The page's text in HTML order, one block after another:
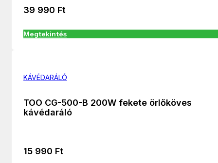
39 990 Ft
Megtekintés
KÁVÉDARÁLÓ
TOO CG-500-B 200W fekete örlőköves
kávédaráló
15 990 Ft